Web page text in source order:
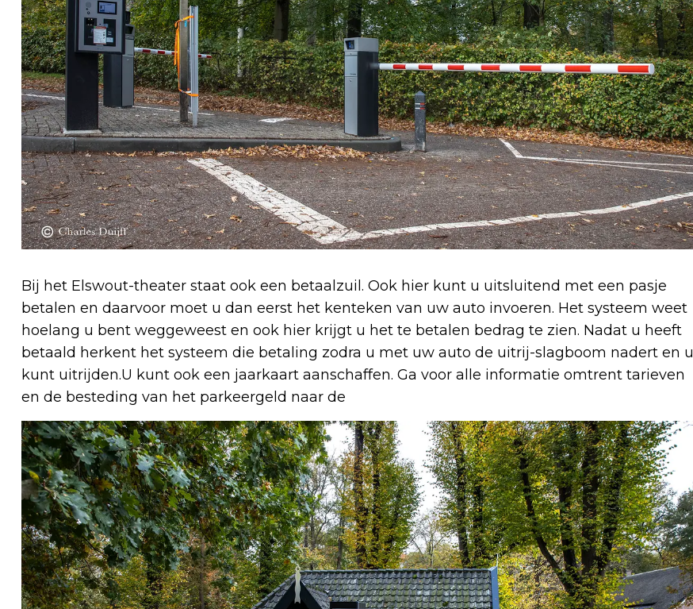
Bij het Elswout-theater staat ook een betaalzuil. Ook hier kunt u uitsluitend met een pasje
betalen en daarvoor moet u dan eerst het kenteken van uw auto invoeren. Het systeem weet
hoelang u bent weggeweest en ook hier krijgt u het te betalen bedrag te zien. Nadat u heeft
betaald herkent het systeem die betaling zodra u met uw auto de uitrij-slagboom nadert en u
kunt uitrijden.U kunt ook een jaarkaart aanschaffen. Ga voor alle informatie omtrent tarieven
en de besteding van het parkeergeld naar de